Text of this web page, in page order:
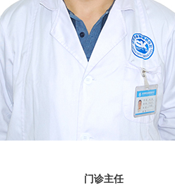
门诊主任